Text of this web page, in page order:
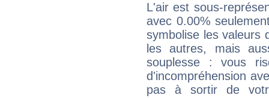
L'air est sous-
avec 0.00%
symbolise les valeurs
les autres, mais
souplesse : vous
d'incompréhension
pas à sortir de